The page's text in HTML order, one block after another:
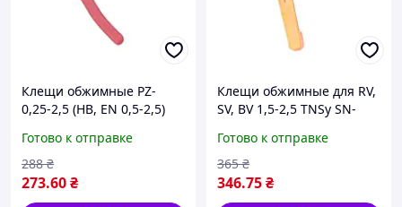
Клещи обжимные PZ-
0,25-2,5 (HB, EN 0,5-2,5)
для обжима
Готово к отправке
273.60₴
288 ₴
Клещи обжимные для RV,
SV, BV 1,5-2,5 TNSy SN-
Готово к отправке
346.75₴
365 ₴